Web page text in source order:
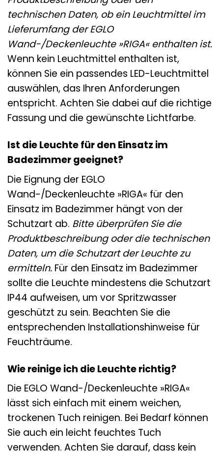
technischen Daten, ob ein Leuchtmittel im
Lieferumfang der EGLO
Wand-/Deckenleuchte »RIGA« enthalten ist.
Wenn kein Leuchtmittel enthalten ist,
können Sie ein passendes LED-Leuchtmittel
auswählen, das Ihren Anforderungen
entspricht. Achten Sie dabei auf die richtige
Fassung und die gewünschte Lichtfarbe.
Ist die Leuchte für den Einsatz im
Badezimmer geeignet?
Die Eignung der EGLO
Wand-/Deckenleuchte »RIGA« für den
Einsatz im Badezimmer hängt von der
Schutzart ab. Bitte überprüfen Sie die
Produktbeschreibung oder die technischen
Daten, um die Schutzart der Leuchte zu
ermitteln. Für den Einsatz im Badezimmer
sollte die Leuchte mindestens die Schutzart
IP44 aufweisen, um vor Spritzwasser
geschützt zu sein. Beachten Sie die
entsprechenden Installationshinweise für
Feuchträume.
Wie reinige ich die Leuchte richtig?
Die EGLO Wand-/Deckenleuchte »RIGA«
lässt sich einfach mit einem weichen,
trockenen Tuch reinigen. Bei Bedarf können
Sie auch ein leicht feuchtes Tuch
verwenden. Achten Sie darauf, dass kein